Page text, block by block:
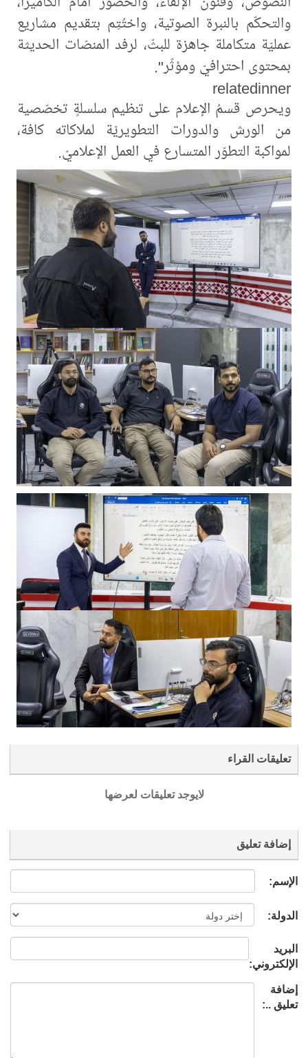
والتحكّم بالنبرة الصوتية، واختُتِم بتقديم مشاريع
عمليّة متكاملة جاهزة للبثّ، لرفد المنصّات الحديثة
بمحتوى احترافيّ ومؤثّر".
relatedinner
ويحرص قسمُ الإعلام على تنظيم سلسلةٍ تخصّصية
من الورش والدورات التطويريّة لملاكاته كافة،
لمواكبة التطوّر المتسارع في العمل الإعلاميّ.
تعليقات القراء
لايوجد تعليقات لعرضها
إضافة تعليق
الإسم:
الدولة:
البريد
الإلكتروني:
إضافة
تعليق ..: